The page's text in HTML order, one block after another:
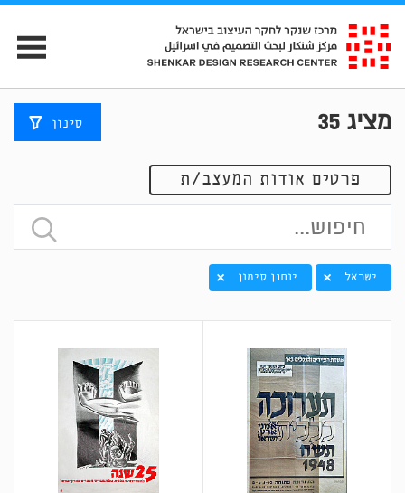
מציג 35 סינון
פרטים אודות המעצב/ת
ישראל יוחנן סימון